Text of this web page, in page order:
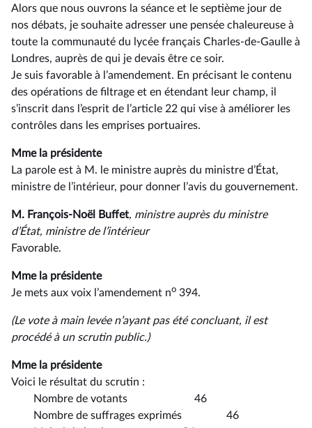
Alors que nous ouvrons la séance et le septième jour de
nos débats, je souhaite adresser une pensée chaleureuse à
toute la communauté du lycée français Charles-de-Gaulle à
Londres, auprès de qui je devais être ce soir.
Je suis favorable à l’amendement. En précisant le contenu
des opérations de filtrage et en étendant leur champ, il
s’inscrit dans l’esprit de l’article 22 qui vise à améliorer les
contrôles dans les emprises portuaires.
Mme la présidente
La parole est à M. le ministre auprès du ministre d’État,
ministre de l’intérieur, pour donner l’avis du gouvernement.
M. François-Noël Buffet, ministre auprès du ministre
d’État, ministre de l’intérieur
Favorable.
Mme la présidente
Je mets aux voix l’amendement no 394.
(Le vote à main levée n’ayant pas été concluant, il est
procédé à un scrutin public.)
Mme la présidente
Voici le résultat du scrutin :
Nombre de votants 46
Nombre de suffrages exprimés 46